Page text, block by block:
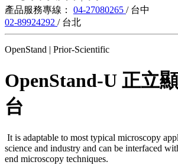
產品服務專線： 04-27080265 / 台中
02-89924292 / 台北
OpenStand | Prior-Scientific
OpenStand-U 正立
台
It is adaptable to most typical microscopy
science and industry and can be interfaced
end microscopy techniques.